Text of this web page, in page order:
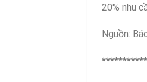
20% nhu
Nguồn: